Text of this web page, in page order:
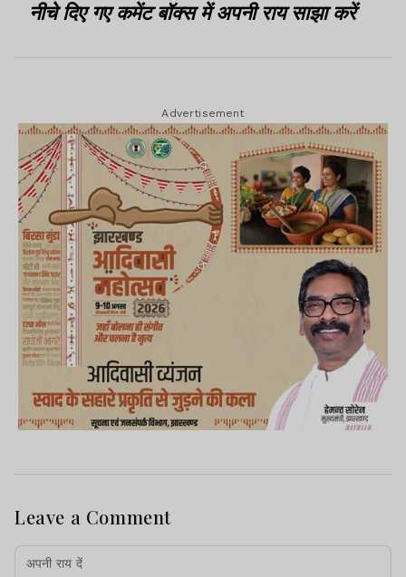
नीचे दिए गए कमेंट बॉक्स में अपनी राय साझा करें
Advertisement
Leave a Comment